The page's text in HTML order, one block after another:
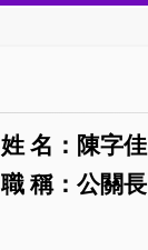
姓 名：陳字佳
職 稱：公關長